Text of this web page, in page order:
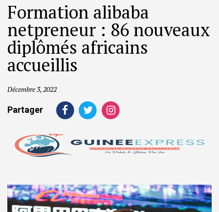
Formation alibaba
netpreneur : 86 nouveaux
diplômés africains
accueillis
Décembre 3, 2022
Partager